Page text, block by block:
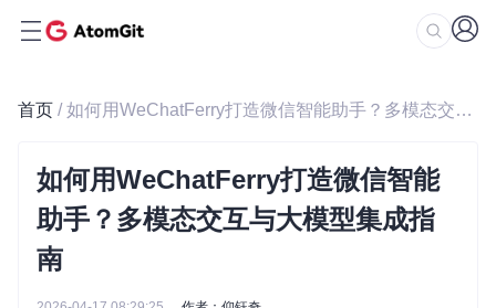
首页 / 如何用WeChatFerry打造微信智能助手？多模态交互与大模型集成指南
如何用WeChatFerry打造微信智能
助手？多模态交互与大模型集成指
南